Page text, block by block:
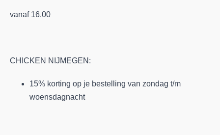
vanaf 16.00
CHICKEN NIJMEGEN:
15% korting op je bestelling van zondag t/m
woensdagnacht